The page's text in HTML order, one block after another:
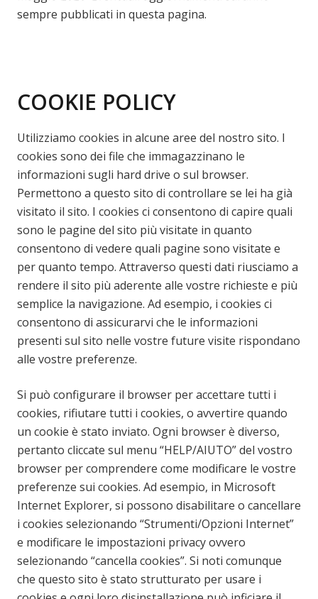
sempre pubblicati in questa pagina.
COOKIE POLICY
Utilizziamo cookies in alcune aree del nostro sito. I
cookies sono dei file che immagazzinano le
informazioni sugli hard drive o sul browser.
Permettono a questo sito di controllare se lei ha già
visitato il sito. I cookies ci consentono di capire quali
sono le pagine del sito più visitate in quanto
consentono di vedere quali pagine sono visitate e
per quanto tempo. Attraverso questi dati riusciamo a
rendere il sito più aderente alle vostre richieste e più
semplice la navigazione. Ad esempio, i cookies ci
consentono di assicurarvi che le informazioni
presenti sul sito nelle vostre future visite rispondano
alle vostre preferenze.
Si può configurare il browser per accettare tutti i
cookies, rifiutare tutti i cookies, o avvertire quando
un cookie è stato inviato. Ogni browser è diverso,
pertanto cliccate sul menu “HELP/AIUTO” del vostro
browser per comprendere come modificare le vostre
preferenze sui cookies. Ad esempio, in Microsoft
Internet Explorer, si possono disabilitare o cancellare
i cookies selezionando “Strumenti/Opzioni Internet”
e modificare le impostazioni privacy ovvero
selezionando “cancella cookies”. Si noti comunque
che questo sito è stato strutturato per usare i